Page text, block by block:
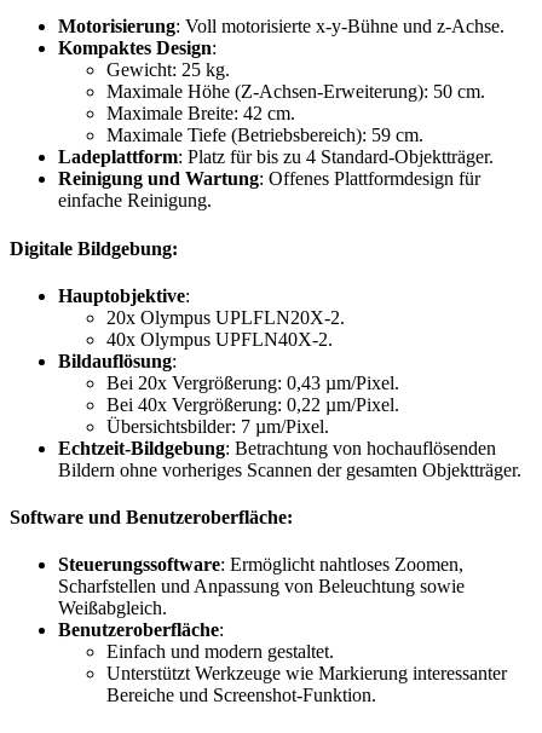
Motorisierung: Voll motorisierte x-y-Bühne und z-Achse.
Kompaktes Design:
Gewicht: 25 kg.
Maximale Höhe (Z-Achsen-Erweiterung): 50 cm.
Maximale Breite: 42 cm.
Maximale Tiefe (Betriebsbereich): 59 cm.
Ladeplattform: Platz für bis zu 4 Standard-Objektträger.
Reinigung und Wartung: Offenes Plattformdesign für
einfache Reinigung.
Digitale Bildgebung:
Hauptobjektive:
20x Olympus UPLFLN20X-2.
40x Olympus UPFLN40X-2.
Bildauflösung:
Bei 20x Vergrößerung: 0,43 µm/Pixel.
Bei 40x Vergrößerung: 0,22 µm/Pixel.
Übersichtsbilder: 7 µm/Pixel.
Echtzeit-Bildgebung: Betrachtung von hochauflösenden
Bildern ohne vorheriges Scannen der gesamten Objektträger.
Software und Benutzeroberfläche:
Steuerungssoftware: Ermöglicht nahtloses Zoomen,
Scharfstellen und Anpassung von Beleuchtung sowie
Weißabgleich.
Benutzeroberfläche:
Einfach und modern gestaltet.
Unterstützt Werkzeuge wie Markierung interessanter
Bereiche und Screenshot-Funktion.